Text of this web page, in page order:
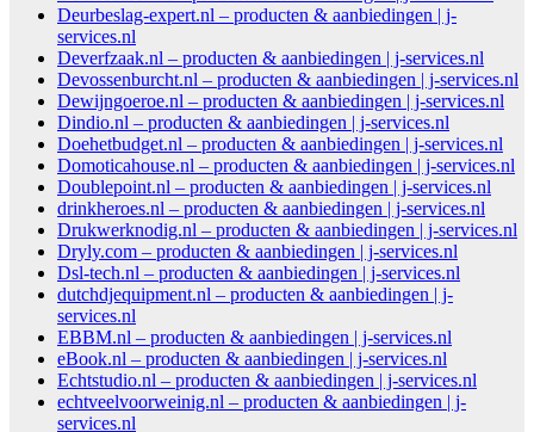
Deurbeslag-expert.nl – producten & aanbiedingen | j-
services.nl
Deverfzaak.nl – producten & aanbiedingen | j-services.nl
Devossenburcht.nl – producten & aanbiedingen | j-services.nl
Dewijngoeroe.nl – producten & aanbiedingen | j-services.nl
Dindio.nl – producten & aanbiedingen | j-services.nl
Doehetbudget.nl – producten & aanbiedingen | j-services.nl
Domoticahouse.nl – producten & aanbiedingen | j-services.nl
Doublepoint.nl – producten & aanbiedingen | j-services.nl
drinkheroes.nl – producten & aanbiedingen | j-services.nl
Drukwerknodig.nl – producten & aanbiedingen | j-services.nl
Dryly.com – producten & aanbiedingen | j-services.nl
Dsl-tech.nl – producten & aanbiedingen | j-services.nl
dutchdjequipment.nl – producten & aanbiedingen | j-
services.nl
EBBM.nl – producten & aanbiedingen | j-services.nl
eBook.nl – producten & aanbiedingen | j-services.nl
Echtstudio.nl – producten & aanbiedingen | j-services.nl
echtveelvoorweinig.nl – producten & aanbiedingen | j-
services.nl